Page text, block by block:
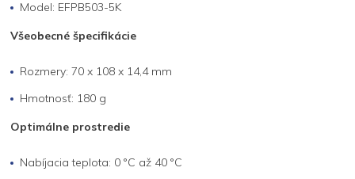
Model: EFPB503-5K
Všeobecné špecifikácie
Rozmery: 70 x 108 x 14,4 mm
Hmotnosť: 180 g
Optimálne prostredie
Nabíjacia teplota: 0 °C až 40 °C